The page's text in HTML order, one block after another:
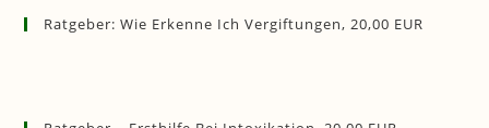
Ratgeber: Wie Erkenne Ich Vergiftungen, 20,00 EUR